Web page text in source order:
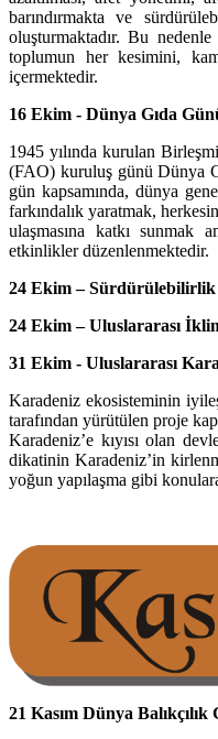
barındırmakta ve
oluşturmaktadır. Bu nedenle
toplumun her kesimini,
içermektedir.
16 Ekim - Dünya Gıda
1945 yılında kurulan
(FAO) kuruluş günü Dünya
gün kapsamında, dünya
farkındalık yaratmak,
ulaşmasına katkı sunmak
etkinlikler düzenlenmektedir.
24 Ekim – Sürdürülebilirlik
24 Ekim – Uluslararası
31 Ekim - Uluslararası
Karadeniz ekosisteminin
tarafından yürütülen proje
Karadeniz’e kıyısı olan
dikatinin Karadeniz’in
yoğun yapılaşma gibi
21 Kasım Dünya Balıkçılık